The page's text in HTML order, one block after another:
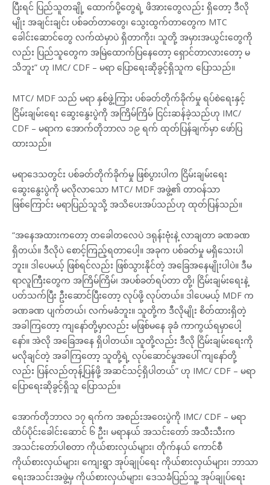
ပြီးရင် ပြည်သူတချို့ ထောက်ပို့တွေရဲ့ ဖိအားတွေလည်း ရှိတော့ ဒီလို
မျိုး အချင်းချင်း ပစ်ခတ်တာတွေ၊ သွေးထွက်တာတွေက MTC
ခေါင်းဆောင်တွေ လက်ထဲမှာပဲ ရှိတာကိုး၊ သူတို့ အမှားအယွင်းတွေကို
လည်း ပြည်သူတွေက အမြဲထောက်ပြနေတော့ ရှောင်တာလားတော့ မ
သိဘူး” ဟု IMC/ CDF – မရာ ပြောရေးဆိုခွင့်ရှိသူက ပြောသည်။
MTC/ MDF သည် မရာ နှစ်ဖွဲ့ကြား ပစ်ခတ်တိုက်ခိုက်မှု ရပ်စဲရေးနှင့်
ငြိမ်းချမ်းရေး ဆွေးနွေးပွဲကို အကြိမ်ကြိမ် ငြင်းဆန်ခဲ့သည်ဟု IMC/
CDF – မရာက အောက်တိုဘာလ ၁၉ ရက် ထုတ်ပြန်ချက်မှာ ဖော်ပြ
ထားသည်။
မရာဒေသတွင်း ပစ်ခတ်တိုက်ခိုက်မှု ဖြစ်ပွားပါက ငြိမ်းချမ်းရေး
ဆွေးနွေးပွဲကို မလိုလာသော MTC/ MDF အဖွဲ့၏ တာဝန်သာ
ဖြစ်ကြောင်း မရာပြည်သူသို့ အသိပေးအပ်သည်ဟု ထုတ်ပြန်သည်။
“အနေအထားကတော့ တခေါတလေပဲ ဒရုန်းဗုံးနဲ့ လာချတာ ခဏခဏ
ရှိတယ်။ ဒီလိုပဲ စောင့်ကြည့်ရတာပေါ့။ အခုက ပစ်ခတ်မှု မရှိသေးပါ
ဘူး။ ဒါပေမယ့် ဖြစ်ရင်လည်း ဖြစ်သွားနိုင်တဲ့ အခြေအနေမျိုးပါပဲ။ ဒီမ
ရာလူကြီးတွေက အကြိမ်ကြိမ်၊ အပစ်ခတ်ရပ်တာ တို့၊ ငြိမ်းချမ်းရေးနဲ့
ပတ်သက်ပြီး ဦးဆောင်ပြီးတော့ လုပ်ဖို့ လုပ်တယ်။ ဒါပေမယ့် MDF က
ခဏခဏ ပျက်တယ်၊ လက်မခံဘူး။ သူတို့က ဒီလိုမျိုး စိတ်ထားရှိတဲ့
အခါကြတော့ ကျနော်တို့မှာလည်း မဖြစ်မနေ ခုခံ ကာကွယ်ရမှာပေါ့
နော်။ အဲလို အခြေအနေ ရှိပါတယ်။ သူတို့လည်း ဒီလို ငြိမ်းချမ်းရေးကို
မလိုချင်တဲ့ အခါကြတော့ သူတို့ရဲ့ လုပ်ဆောင်မှုအပေါ် ကျနော်တို့
လည်း ပြန်လည်တုန့်ပြန်ဖို့ အဆင်သင့်ရှိပါတယ်” ဟု IMC/ CDF – မရာ
ပြောရေးဆိုခွင့်ရှိသူ ပြောသည်။
အောက်တိုဘာလ ၁၇ ရက်က အစည်းအဝေးပွဲကို IMC/ CDF – မရာ
ထိပ်ပိုင်းခေါင်းဆောင် ၆ ဦး၊ မရာနယ် အသင်းတော် အသီးသီးက
အသင်းတော်ပါစတာ ကိုယ်စားလှယ်များ၊ တိုက်နယ် ကောင်စီ
ကိုယ်စားလှယ်များ၊ ကျေးရွာ အုပ်ချုပ်ရေး ကိုယ်စားလှယ်များ၊ ဘာသာ
ရေးအသင်းအဖွဲ့မှ ကိုယ်စားလှယ်များ၊ ဒေသခံပြည်သူ့ အုပ်ချုပ်ရေး